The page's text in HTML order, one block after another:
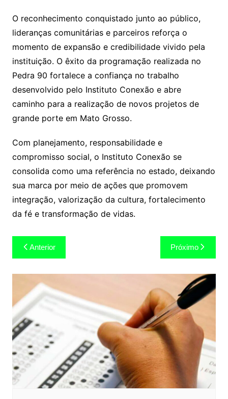
O reconhecimento conquistado junto ao público,
lideranças comunitárias e parceiros reforça o
momento de expansão e credibilidade vivido pela
instituição. O êxito da programação realizada no
Pedra 90 fortalece a confiança no trabalho
desenvolvido pelo Instituto Conexão e abre
caminho para a realização de novos projetos de
grande porte em Mato Grosso.
Com planejamento, responsabilidade e
compromisso social, o Instituto Conexão se
consolida como uma referência no estado, deixando
sua marca por meio de ações que promovem
integração, valorização da cultura, fortalecimento
da fé e transformação de vidas.
Navegação
de
Post
Anterior Próximo